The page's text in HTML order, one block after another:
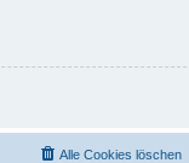
Alle Cookies löschen